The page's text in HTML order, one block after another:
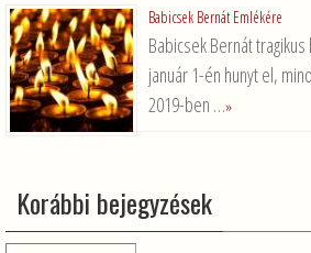
Babicsek Bernát Emlékére
Babicsek Bernát
január 1-én hunyt el,
2019-ben …»
Korábbi bejegyzések